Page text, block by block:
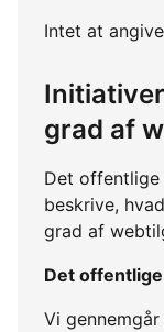
Intet at angive
grad af
Det
beskrive,
grad af
Det
Vi